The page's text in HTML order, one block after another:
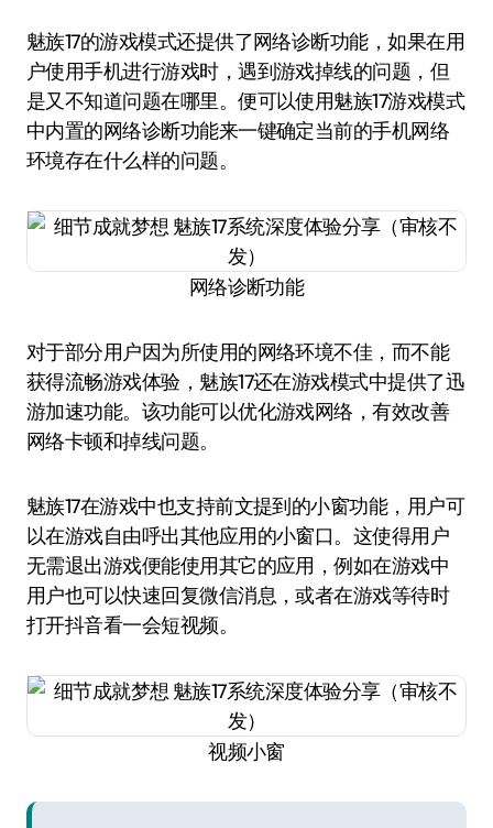
魅族17的游戏模式还提供了网络诊断功能，如果在用
户使用手机进行游戏时，遇到游戏掉线的问题，但
是又不知道问题在哪里。便可以使用魅族17游戏模式
中内置的网络诊断功能来一键确定当前的手机网络
环境存在什么样的问题。
网络诊断功能
对于部分用户因为所使用的网络环境不佳，而不能
获得流畅游戏体验，魅族17还在游戏模式中提供了迅
游加速功能。该功能可以优化游戏网络，有效改善
网络卡顿和掉线问题。
魅族17在游戏中也支持前文提到的小窗功能，用户可
以在游戏自由呼出其他应用的小窗口。这使得用户
无需退出游戏便能使用其它的应用，例如在游戏中
用户也可以快速回复微信消息，或者在游戏等待时
打开抖音看一会短视频。
视频小窗